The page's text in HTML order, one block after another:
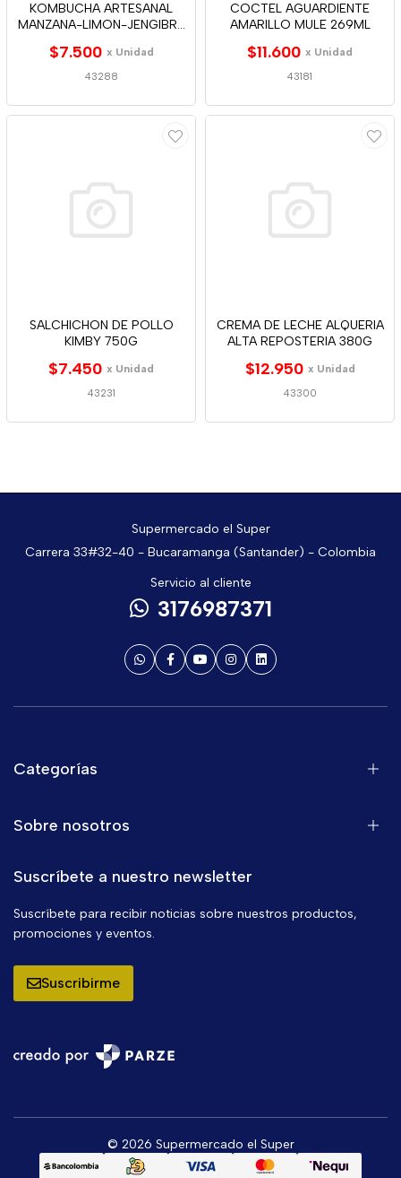
KOMBUCHA ARTESANAL
MANZANA-LIMON-JENGIBRE
$7.500 x Unidad
43288
COCTEL AGUARDIENTE
AMARILLO MULE 269ML
$11.600 x Unidad
43181
SALCHICHON DE POLLO
KIMBY 750G
$7.450 x Unidad
43231
CREMA DE LECHE ALQUERIA
ALTA REPOSTERIA 380G
$12.950 x Unidad
43300
Supermercado el Super
Carrera 33#32-40 - Bucaramanga (Santander) - Colombia
Servicio al cliente
3176987371
Categorías
Sobre nosotros
Suscríbete a nuestro newsletter
Suscríbete para recibir noticias sobre nuestros productos,
promociones y eventos.
Suscribirme
© 2026 Supermercado el Super